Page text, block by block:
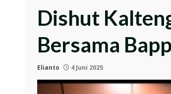
Dishut
Bersama
Elianto 4 Juni 2025